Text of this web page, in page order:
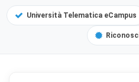
Università Telematica eCampus